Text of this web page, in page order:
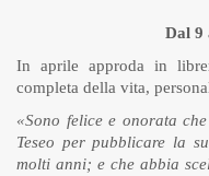
Dal 9
In aprile approda in
completa della vita,
«Sono felice e onorata
Teseo per pubblicare la
molti anni; e che abbia